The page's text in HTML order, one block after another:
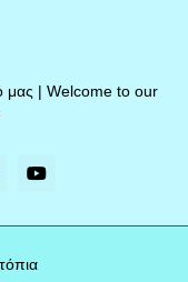
μας | Welcome to our